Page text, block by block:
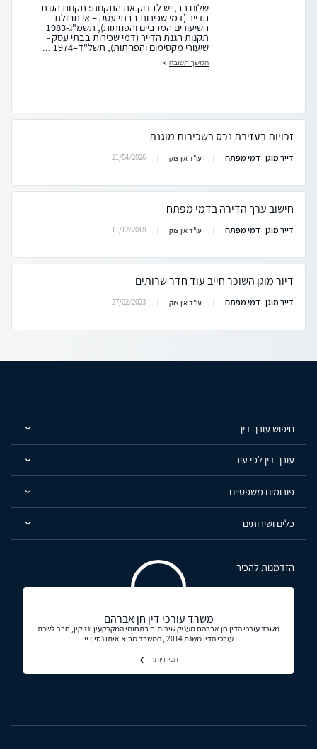
שלום רב, יש לבדוק את התקנות: תקנות הגנת
הדייר (דמי שכירות בבתי עסק – אי תחולת
השיעורים המרביים והפחתות), תשמ"ג-1983
תקנות הגנת הדייר (דמי שכירות בבתי עסק -
שיעורי מקסימום והפחתות), תשל"ד–1974 ...
המשך תשובה
זכויות בעזיבת נכס בשכירות מוגנת
דייר מוגן | דמי מפתח עו"ד און צוק 21/04/2026
חישוב ערך הדירה בדמי מפתח
דייר מוגן | דמי מפתח עו"ד און צוק 11/12/2018
דיור מוגן השוכר חייב עוד חדר שרותים
דייר מוגן | דמי מפתח עו"ד און צוק 27/02/2023
חיפוש עורך דין
עורך דין לפי עיר
פורומים משפטיים
כלים ושירותים
הזדמנות להכיר
משרד עורכי דין חן אברהם
משרד עורכי הדין חן אברהם מעניק שירותים בתחומי המקרקעין ונזיקין, חבר לשכת
עורכי הדין משנת 2014 , המשרד מביא איתו נסיון יי
תכירו יותר